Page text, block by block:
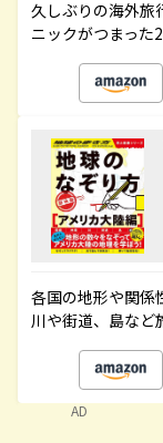
久しぶりの海外旅
ニックがつまった
各国の地形や関係
川や街道、島など
AD